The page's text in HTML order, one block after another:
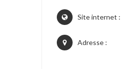
Site internet :
Adresse :